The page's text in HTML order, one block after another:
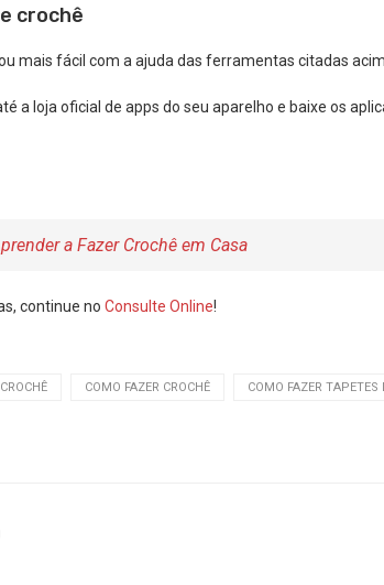
crochê
mais fácil com a ajuda das ferramentas citadas
a loja oficial de apps do seu aparelho e baixe os
a Fazer Crochê em Casa
continue no Consulte Online!
COMO FAZER CROCHÊ COMO FAZER TAPETES